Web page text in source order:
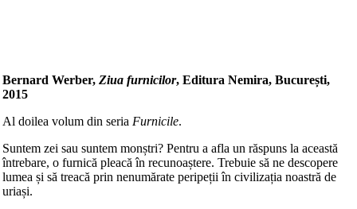
Bernard Werber, Ziua furnicilor, Editura Nemira, București,
2015
Al doilea volum din seria Furnicile.
Suntem zei sau suntem monștri? Pentru a afla un răspuns la această
întrebare, o furnică pleacă în recunoaștere. Trebuie să ne descopere
lumea și să treacă prin nenumărate peripeții în civilizația noastră de
uriași.